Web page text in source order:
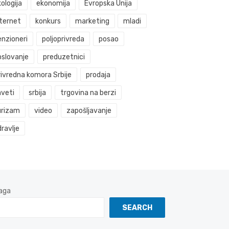
ekonomija Evropska Unija
konkurs marketing mladi
poljoprivreda posao
preduzetnici
komora Srbije prodaja
srbija trgovina na berzi
video zapošljavanje
SEARCH